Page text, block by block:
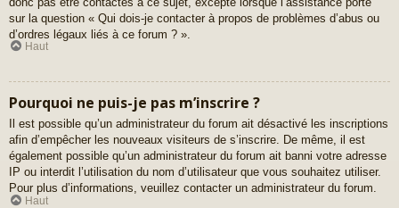
sur la question « Qui dois-je contacter à propos de problèmes d’abus ou
d’ordres légaux liés à ce forum ? ».
Haut
Pourquoi ne puis-je pas m’inscrire ?
Il est possible qu’un administrateur du forum ait désactivé les inscriptions
afin d’empêcher les nouveaux visiteurs de s’inscrire. De même, il est
également possible qu’un administrateur du forum ait banni votre adresse
IP ou interdit l’utilisation du nom d’utilisateur que vous souhaitez utiliser.
Pour plus d’informations, veuillez contacter un administrateur du forum.
Haut